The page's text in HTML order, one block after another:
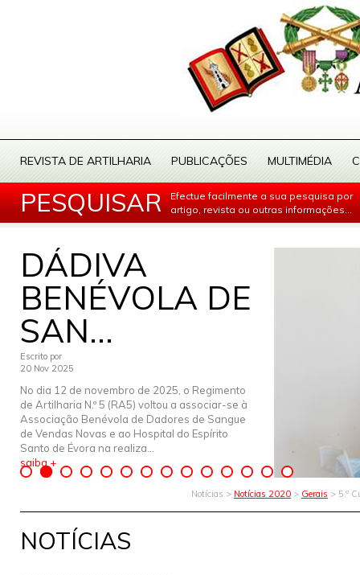
REVISTA DE ARTILHARIA PUBLICAÇÕES MULTIMÉDIA
PESQUISAR
Efectue facilmente a sua pesquisa por
artigo, revista ou outras informações...
DÁDIVA
BENÉVOLA DE
SAN...
Escrito por
20 Nov 2025
No dia 12 de novembro de 2025, o Regimento
de Artilharia N.º 5 (RA5) voltou a associar-se à
Associação Benévola de Dadores de Sangue
de Vendas Novas e ao Hospital do Espírito
Santo de Évora na realiza...
saiba +
Notícias > Notícias 2020 > Gerais > 5.º
NOTÍCIAS